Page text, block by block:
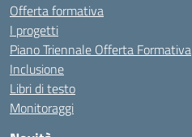
Offerta formativa
I progetti
Piano Triennale Offerta Formativa
Inclusione
Libri di testo
Monitoraggi